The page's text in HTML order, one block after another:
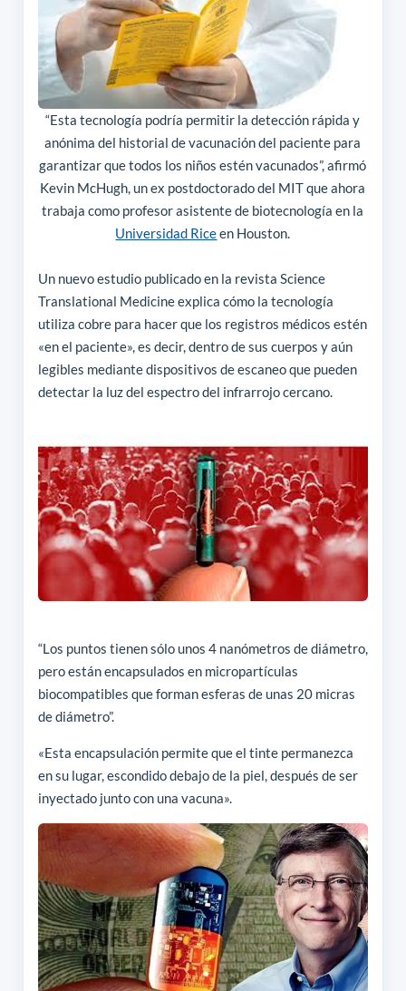
“Esta tecnología podría permitir la detección rápida y
anónima del historial de vacunación del paciente para
garantizar que todos los niños estén vacunados”, afirmó
Kevin McHugh, un ex postdoctorado del MIT que ahora
trabaja como profesor asistente de biotecnología en la
Universidad Riceen Houston.
Un nuevo estudio publicado en la revista Science
Translational Medicine explica cómo la tecnología
utiliza cobre para hacer que los registros médicos estén
«en el paciente», es decir, dentro de sus cuerpos y aún
legibles mediante dispositivos de escaneo que pueden
detectar la luz del espectro del infrarrojo cercano.
“Los puntos tienen sólo unos 4 nanómetros de diámetro,
pero están encapsulados en micropartículas
biocompatibles que forman esferas de unas 20 micras
de diámetro”.
«Esta encapsulación permite que el tinte permanezca
en su lugar, escondido debajo de la piel, después de ser
inyectado junto con una vacuna».